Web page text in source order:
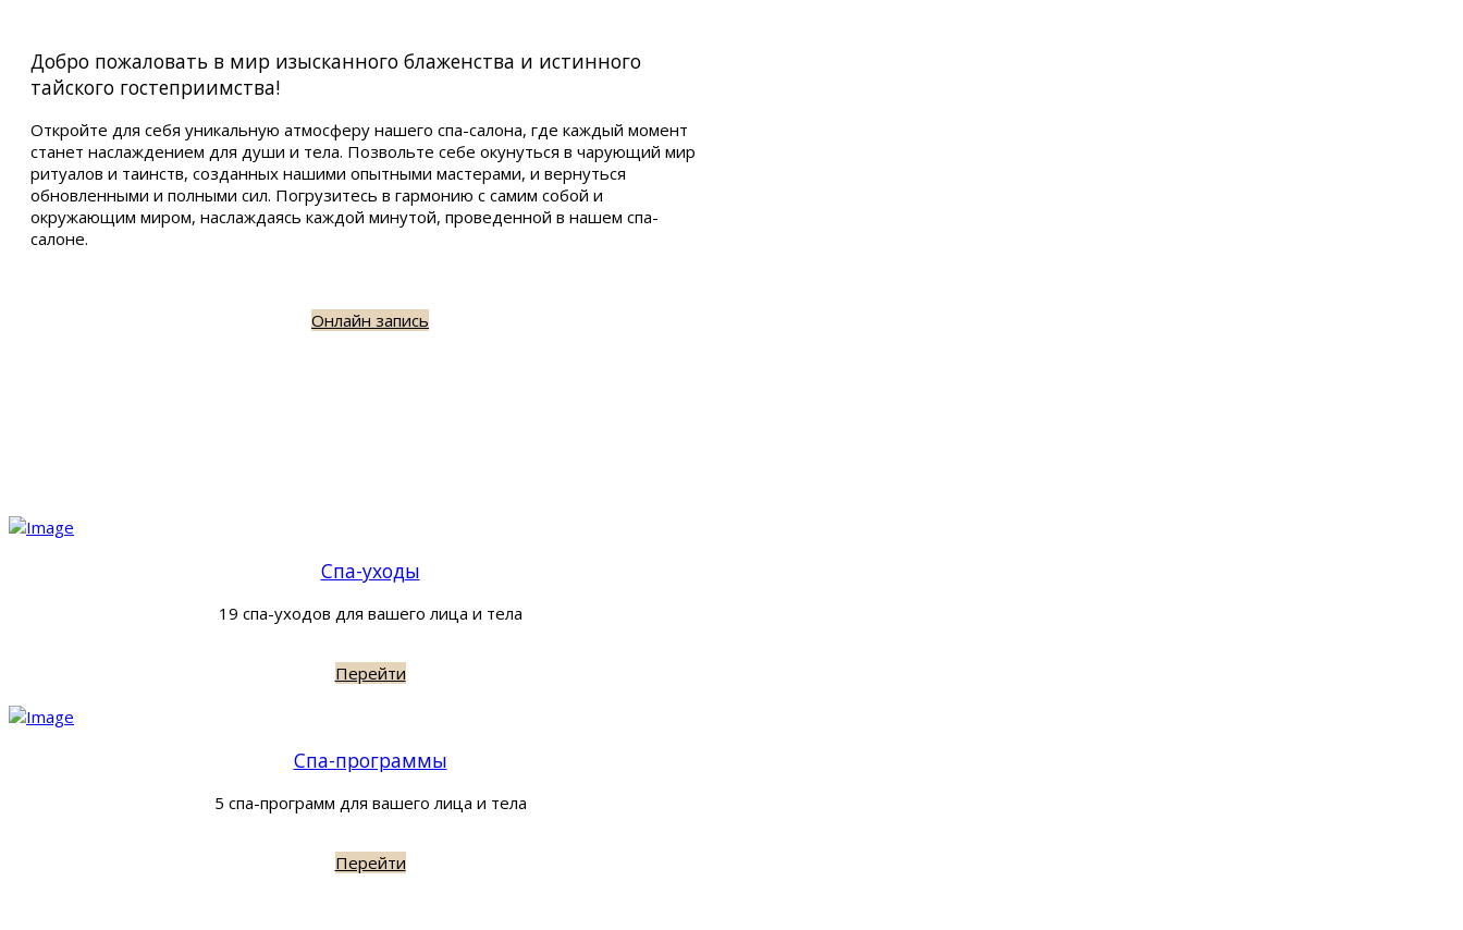
Добро пожаловать в мир изысканного блаженства и истинного
тайского гостеприимства!
Откройте для себя уникальную атмосферу нашего спа-салона, где каждый момент
станет наслаждением для души и тела. Позвольте себе окунуться в чарующий мир
ритуалов и таинств, созданных нашими опытными мастерами, и вернуться
обновленными и полными сил. Погрузитесь в гармонию с самим собой и
окружающим миром, наслаждаясь каждой минутой, проведенной в нашем спа-
салоне.
Онлайн запись
Спа-уходы
19 спа-уходов для вашего лица и тела
Перейти
Спа-программы
5 спа-программ для вашего лица и тела
Перейти